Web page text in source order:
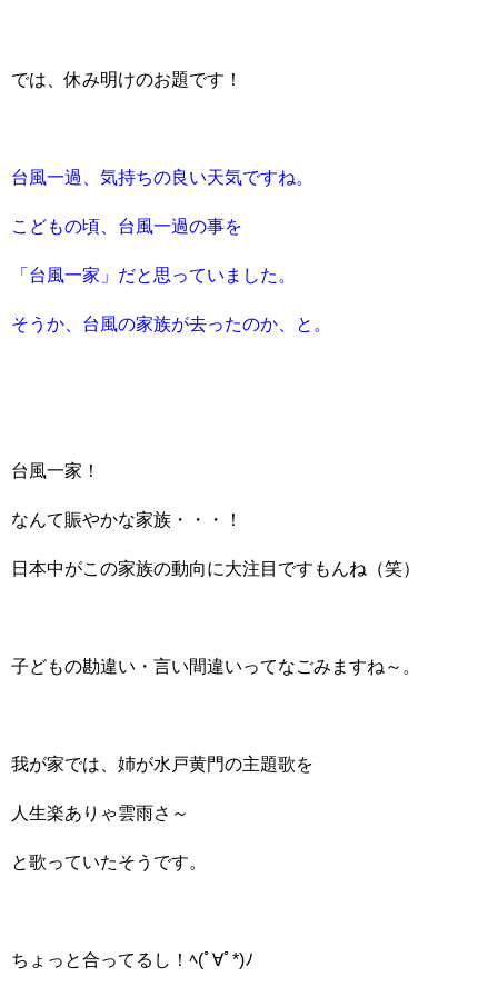
では、休み明けのお題です！
台風一過、気持ちの良い天気ですね。
こどもの頃、台風一過の事を
「台風一家」だと思っていました。
そうか、台風の家族が去ったのか、と。
台風一家！
なんて賑やかな家族・・・！
日本中がこの家族の動向に大注目ですもんね（笑）
子どもの勘違い・言い間違いってなごみますね～。
我が家では、姉が水戸黄門の主題歌を
人生楽ありゃ雲雨さ～
と歌っていたそうです。
ちょっと合ってるし！ﾍ(ﾟ∀ﾟ*)ﾉ